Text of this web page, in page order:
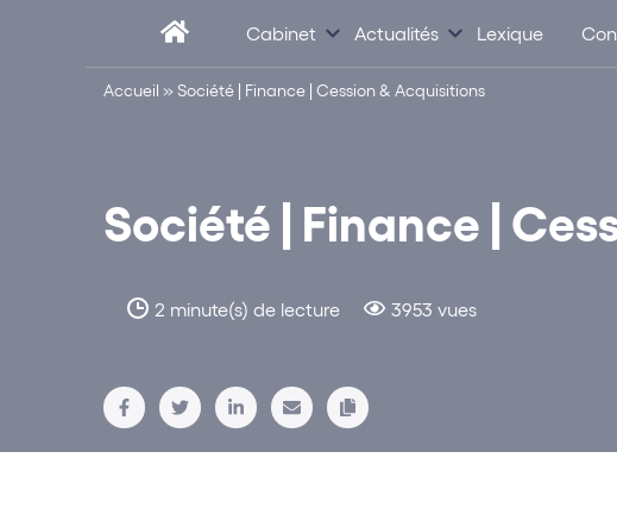
Cabinet Actualités Lexique
Accueil » Société | Finance | Cession & Acquisitions
Société | Finance |
2 minute(s) de lecture 3953 vues